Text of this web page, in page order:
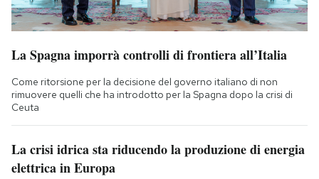
La Spagna imporrà controlli di frontiera all’Italia
Come ritorsione per la decisione del governo italiano di non
rimuovere quelli che ha introdotto per la Spagna dopo la crisi di
Ceuta
La crisi idrica sta riducendo la produzione di energia
elettrica in Europa